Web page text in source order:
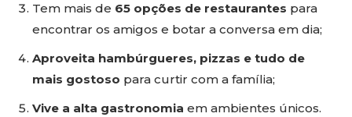
Tem mais de 65 opções de restaurantes para
encontrar os amigos e botar a conversa em dia;
Aproveita hambúrgueres, pizzas e tudo de
mais gostoso para curtir com a família;
Vive a alta gastronomia em ambientes únicos.